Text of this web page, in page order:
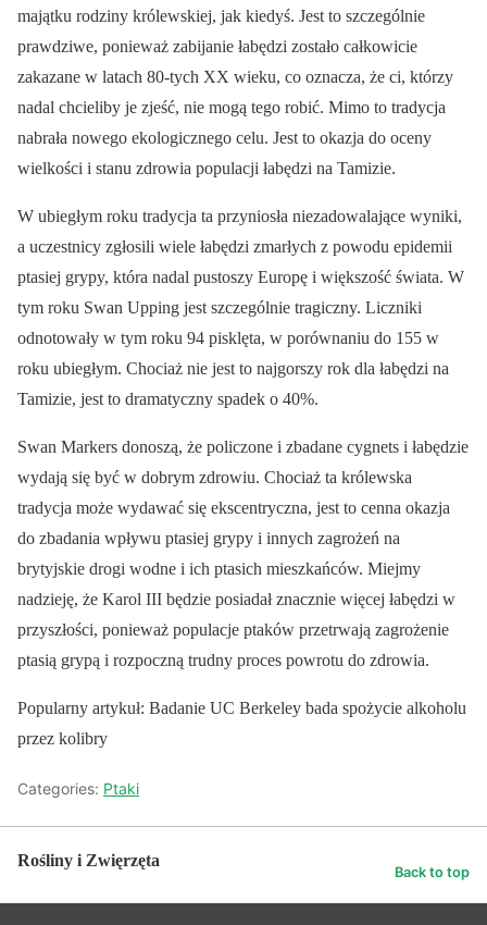
majątku rodziny królewskiej, jak kiedyś. Jest to szczególnie
prawdziwe, ponieważ zabijanie łabędzi zostało całkowicie
zakazane w latach 80-tych XX wieku, co oznacza, że ci, którzy
nadal chcieliby je zjeść, nie mogą tego robić. Mimo to tradycja
nabrała nowego ekologicznego celu. Jest to okazja do oceny
wielkości i stanu zdrowia populacji łabędzi na Tamizie.
W ubiegłym roku tradycja ta przyniosła niezadowalające wyniki,
a uczestnicy zgłosili wiele łabędzi zmarłych z powodu epidemii
ptasiej grypy, która nadal pustoszy Europę i większość świata. W
tym roku Swan Upping jest szczególnie tragiczny. Liczniki
odnotowały w tym roku 94 pisklęta, w porównaniu do 155 w
roku ubiegłym. Chociaż nie jest to najgorszy rok dla łabędzi na
Tamizie, jest to dramatyczny spadek o 40%.
Swan Markers donoszą, że policzone i zbadane cygnets i łabędzie
wydają się być w dobrym zdrowiu. Chociaż ta królewska
tradycja może wydawać się ekscentryczna, jest to cenna okazja
do zbadania wpływu ptasiej grypy i innych zagrożeń na
brytyjskie drogi wodne i ich ptasich mieszkańców. Miejmy
nadzieję, że Karol III będzie posiadał znacznie więcej łabędzi w
przyszłości, ponieważ populacje ptaków przetrwają zagrożenie
ptasią grypą i rozpoczną trudny proces powrotu do zdrowia.
Popularny artykuł: Badanie UC Berkeley bada spożycie alkoholu
przez kolibry
Categories: Ptaki
Rośliny i Zwięrzęta
Back to top